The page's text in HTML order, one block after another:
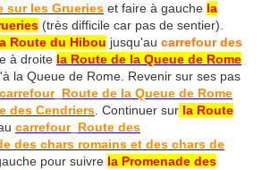
sur les Grueries et faire à gauche la
(très difficile car pas de sentier).
Route du Hibou jusqu'au carrefour des
à droite la Route de la Queue de Rome
la Queue de Rome. Revenir sur ses pas
carrefour_Route de la Queue de Rome
des Cendriers . Continuer sur la Route
carrefour_Route des
des chars romains et des chars de
pour suivre la Promenade des